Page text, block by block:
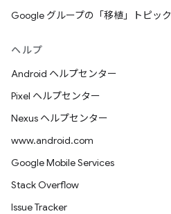
Google グループの「移植」トピック
ヘルプ
Android ヘルプセンター
Pixel ヘルプセンター
Nexus ヘルプセンター
www.android.com
Google Mobile Services
Stack Overflow
Issue Tracker